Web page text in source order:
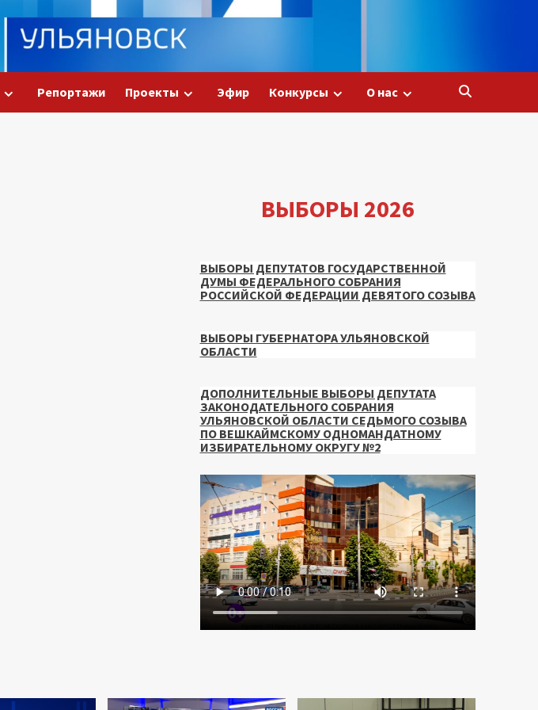
Репортажи Проекты Эфир Конкурсы О нас
ВЫБОРЫ 2026
ВЫБОРЫ ДЕПУТАТОВ ГОСУДАРСТВЕННОЙ
ДУМЫ ФЕДЕРАЛЬНОГО СОБРАНИЯ
РОССИЙСКОЙ ФЕДЕРАЦИИ ДЕВЯТОГО СОЗЫВА
ВЫБОРЫ ГУБЕРНАТОРА УЛЬЯНОВСКОЙ
ОБЛАСТИ
ДОПОЛНИТЕЛЬНЫЕ ВЫБОРЫ ДЕПУТАТА
ЗАКОНОДАТЕЛЬНОГО СОБРАНИЯ
УЛЬЯНОВСКОЙ ОБЛАСТИ СЕДЬМОГО СОЗЫВА
ПО ВЕШКАЙМСКОМУ ОДНОМАНДАТНОМУ
ИЗБИРАТЕЛЬНОМУ ОКРУГУ №2